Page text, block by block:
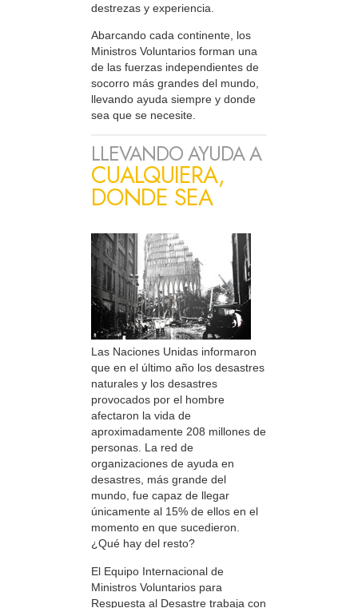
destrezas y experiencia.
Abarcando cada continente, los
Ministros Voluntarios forman una
de las fuerzas independientes de
socorro más grandes del mundo,
llevando ayuda siempre y donde
sea que se necesite.
LLEVANDO AYUDA A
CUALQUIERA,
DONDE SEA
Las Naciones Unidas informaron
que en el último año los desastres
naturales y los desastres
provocados por el hombre
afectaron la vida de
aproximadamente 208 millones de
personas. La red de
organizaciones de ayuda en
desastres, más grande del
mundo, fue capaz de llegar
únicamente al 15% de ellos en el
momento en que sucedieron.
¿Qué hay del resto?
El Equipo Internacional de
Ministros Voluntarios para
Respuesta al Desastre trabaja con